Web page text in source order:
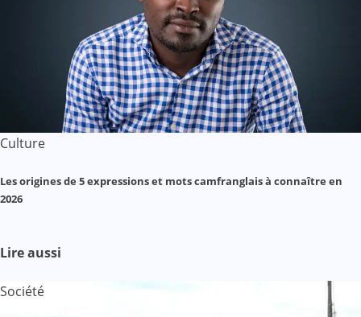
Culture
Les origines de 5 expressions et mots camfranglais à connaître en
2026
Lire aussi
Société